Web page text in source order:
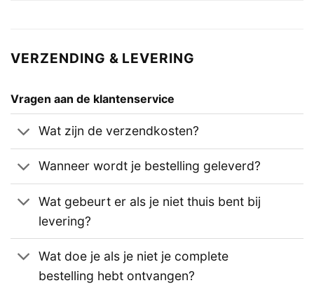
VERZENDING & LEVERING
Vragen aan de klantenservice
Wat zijn de verzendkosten?
Wanneer wordt je bestelling geleverd?
Wat gebeurt er als je niet thuis bent bij
levering?
Wat doe je als je niet je complete
bestelling hebt ontvangen?